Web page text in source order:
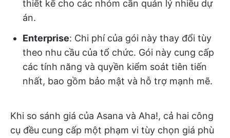
thiết kế cho các nhóm cần quản lý nhiều dự
án.
Enterprise: Chi phí của gói này thay đổi tùy
theo nhu cầu của tổ chức. Gói này cung cấp
các tính năng và quyền kiểm soát tiên tiến
nhất, bao gồm bảo mật và hỗ trợ mạnh mẽ.
Khi so sánh giá của Asana và Aha!, cả hai công
cụ đều cung cấp một phạm vi tùy chọn giá phù